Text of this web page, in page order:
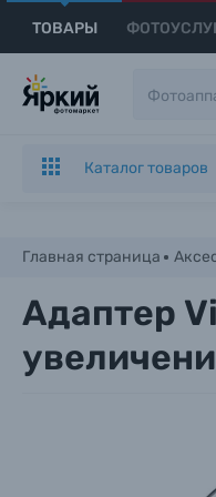
ТОВАРЫ
Каталог товаров
Главная страница
Адаптер